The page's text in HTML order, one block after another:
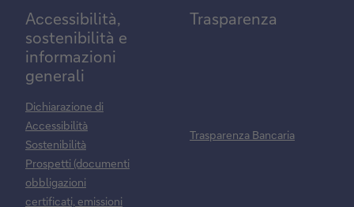
Accessibilità,
sostenibilità e
informazioni
generali
Dichiarazione di
Accessibilità
Sostenibilità
Prospetti (documenti
obbligazioni
certificati, emissioni
Trasparenza
Trasparenza Bancaria